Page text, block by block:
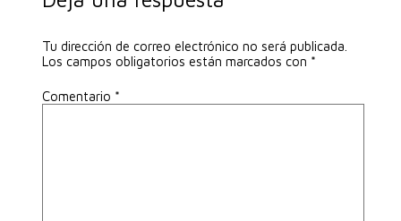
Tu dirección de correo electrónico no será publicada.
Los campos obligatorios están marcados con *
Comentario *